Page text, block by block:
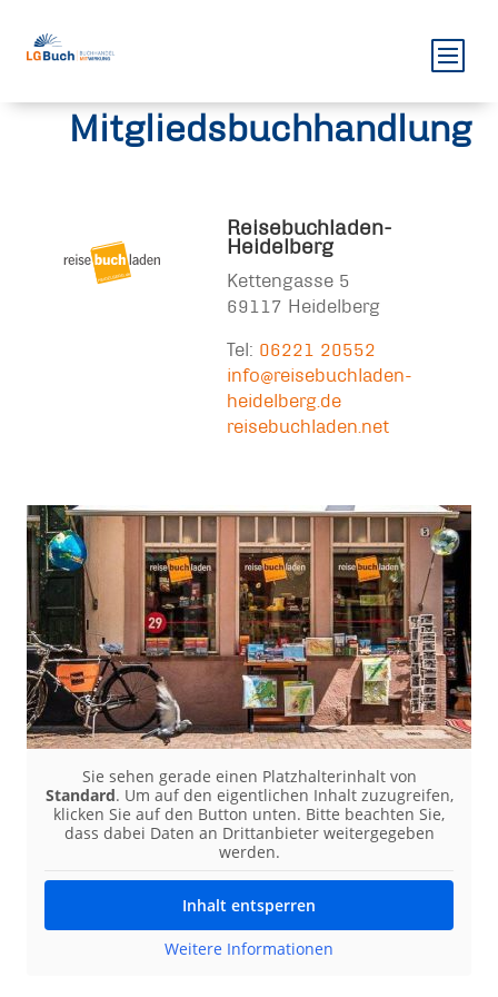
Mitgliedsbuchhandlung
Reisebuchladen-
Heidelberg
Kettengasse 5
69117 Heidelberg
Tel: 06221 20552
info@reisebuchladen-
heidelberg.de
reisebuchladen.net
Sie sehen gerade einen Platzhalterinhalt von
Standard. Um auf den eigentlichen Inhalt zuzugreifen,
klicken Sie auf den Button unten. Bitte beachten Sie,
dass dabei Daten an Drittanbieter weitergegeben
werden.
Inhalt entsperren
Weitere Informationen